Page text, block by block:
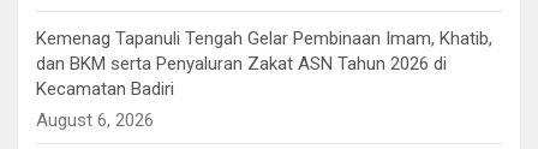
Kemenag Tapanuli Tengah Gelar Pembinaan Imam, Khatib,
dan BKM serta Penyaluran Zakat ASN Tahun 2026 di
Kecamatan Badiri
August 6, 2026